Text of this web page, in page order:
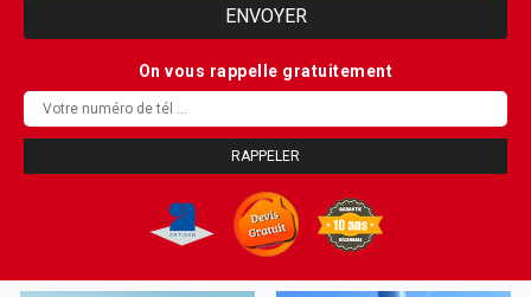
On vous rappelle gratuitement